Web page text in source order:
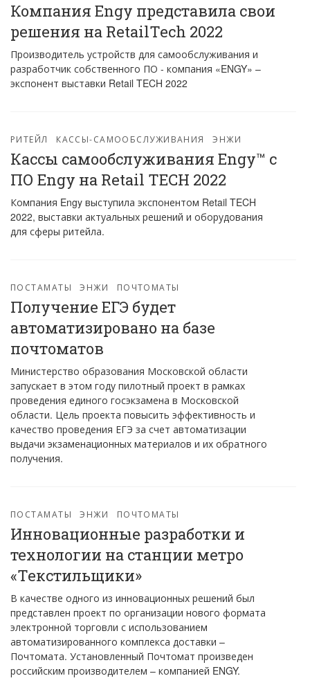
Компания Engy представила свои
решения на RetailTech 2022
Производитель устройств для самообслуживания и
разработчик собственного ПО - компания «ENGY» –
экспонент выставки Retail TECH 2022
РИТЕЙЛ КАССЫ-САМООБСЛУЖИВАНИЯ ЭНЖИ
Кассы самообслуживания Engy™ с
ПО Engy на Retail TECH 2022
Компания Engy выступила экспонентом Retail TECH
2022, выставки актуальных решений и оборудования
для сферы ритейла.
ПОСТАМАТЫ ЭНЖИ ПОЧТОМАТЫ
Получение ЕГЭ будет
автоматизировано на базе
почтоматов
Министерство образования Московской области
запускает в этом году пилотный проект в рамках
проведения единого госэкзамена в Московской
области. Цель проекта повысить эффективность и
качество проведения ЕГЭ за счет автоматизации
выдачи экзаменационных материалов и их обратного
получения.
ПОСТАМАТЫ ЭНЖИ ПОЧТОМАТЫ
Инновационные разработки и
технологии на станции метро
«Текстильщики»
В качестве одного из инновационных решений был
представлен проект по организации нового формата
электронной торговли с использованием
автоматизированного комплекса доставки –
Почтомата. Установленный Почтомат произведен
российским производителем – компанией ENGY.